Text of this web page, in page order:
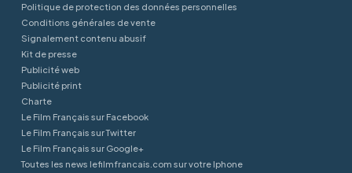
Politique de protection des données personnelles
Conditions générales de vente
Signalement contenu abusif
Kit de presse
Publicité web
Publicité print
Charte
Le Film Français sur Facebook
Le Film Français sur Twitter
Le Film Français sur Google+
Toutes les news lefilmfrancais.com sur votre Iphone